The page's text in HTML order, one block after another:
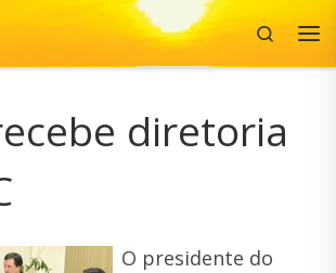
Search
diretoria
O presidente do